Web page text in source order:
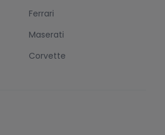
Ferrari
Maserati
Corvette